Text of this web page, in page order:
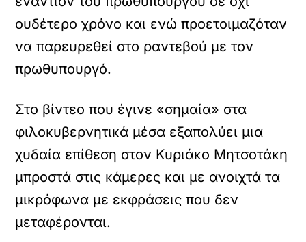
ουδέτερο χρόνο και ενώ προετοιμαζόταν
να παρευρεθεί στο ραντεβού με τον
πρωθυπουργό.
Στο βίντεο που έγινε «σημαία» στα
φιλοκυβερνητικά μέσα εξαπολύει μια
χυδαία επίθεση στον Κυριάκο Μητσοτάκη
μπροστά στις κάμερες και με ανοιχτά τα
μικρόφωνα με εκφράσεις που δεν
μεταφέρονται.